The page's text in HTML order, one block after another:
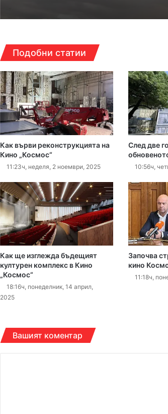
22:15ч, четвъртък, 6 август,
17:06ч, четвъртък, 6 август,
16:40ч, четвъртък, 6 август,
16:15ч, четвъртък, 6 август,
16:10ч, четвъртък, 6 август,
Подобни статии
Как върви реконструкцията на
Кино „Космос“
11:23ч, неделя, 2 ноември, 2025
След две
10:56ч,
Как ще изглежда бъдещият
културен комплекс в Кино
„Космос“
18:16ч, понеделник, 14 април,
2025
Започва
кино
11:18ч,
Вашият коментар